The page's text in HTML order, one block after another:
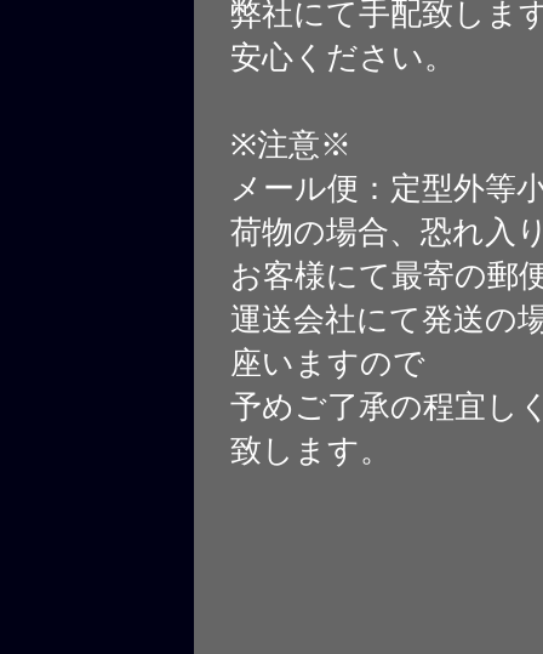
弊社にて手配致しま
安心ください。
※注意※
メール便：定型外等
荷物の場合、恐れ入
お客様にて最寄の郵
運送会社にて発送の
座いますので
予めご了承の程宜し
致します。